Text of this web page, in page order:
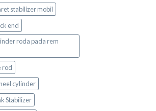
stabilizer mobil
end
roda pada rem
rod
cylinder
Stabilizer